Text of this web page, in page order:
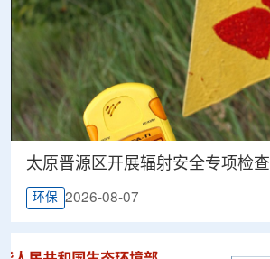
太原晋源区开展辐射安全专项检查
环保 2026-08-07